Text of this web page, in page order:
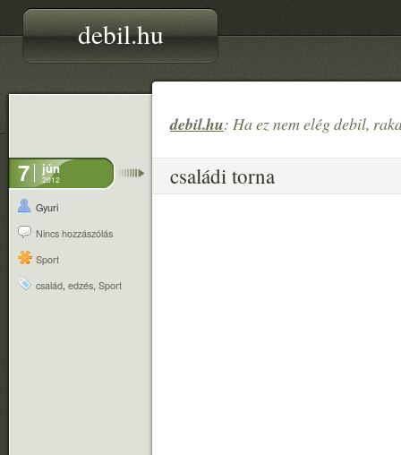
debil.hu
debil.hu: Ha ez nem elég debil,
7 jún
2012
Gyuri
Nincs hozzászólás
Sport
család, edzés, Sport
családi torna